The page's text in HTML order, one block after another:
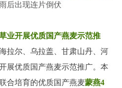
后出现连片倒伏
业开展优质国产燕麦示范推
拉尔、乌拉盖、甘肃山丹、河
展优质国产燕麦示范推广。本
合培育的优质国产燕麦蒙燕4